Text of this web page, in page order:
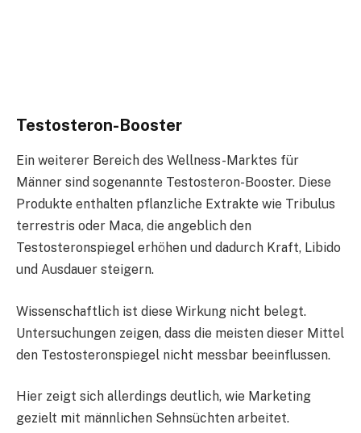
Testosteron-Booster
Ein weiterer Bereich des Wellness-Marktes für
Männer sind sogenannte Testosteron-Booster. Diese
Produkte enthalten pflanzliche Extrakte wie Tribulus
terrestris oder Maca, die angeblich den
Testosteronspiegel erhöhen und dadurch Kraft, Libido
und Ausdauer steigern.
Wissenschaftlich ist diese Wirkung nicht belegt.
Untersuchungen zeigen, dass die meisten dieser Mittel
den Testosteronspiegel nicht messbar beeinflussen.
Hier zeigt sich allerdings deutlich, wie Marketing
gezielt mit männlichen Sehnsüchten arbeitet.